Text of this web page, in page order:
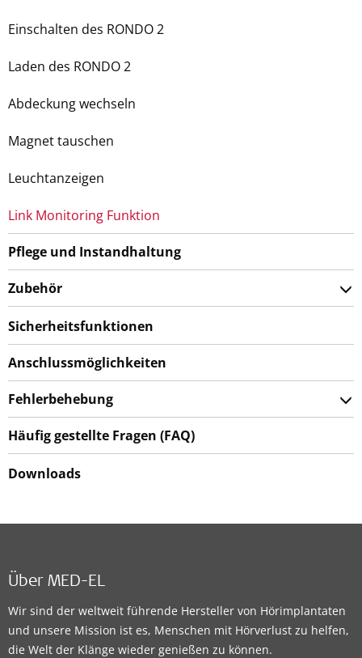
Einschalten des RONDO 2
Laden des RONDO 2
Abdeckung wechseln
Magnet tauschen
Leuchtanzeigen
Link Monitoring Funktion
Pflege und Instandhaltung
Zubehör
Sicherheitsfunktionen
Anschlussmöglichkeiten
Fehlerbehebung
Häufig gestellte Fragen (FAQ)
Downloads
Über MED-EL
Wir sind der weltweit führende Hersteller von Hörimplantaten
und unsere Mission ist es, Menschen mit Hörverlust zu helfen,
die Welt der Klänge wieder genießen zu können.